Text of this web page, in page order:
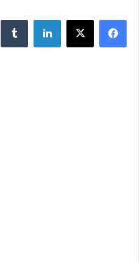
فيسبوك
‫X لينكدإن